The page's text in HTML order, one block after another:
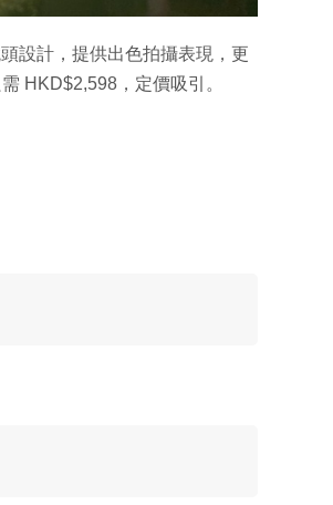
設計，提供出色拍攝表現，更
HKD$2,598，定價吸引。